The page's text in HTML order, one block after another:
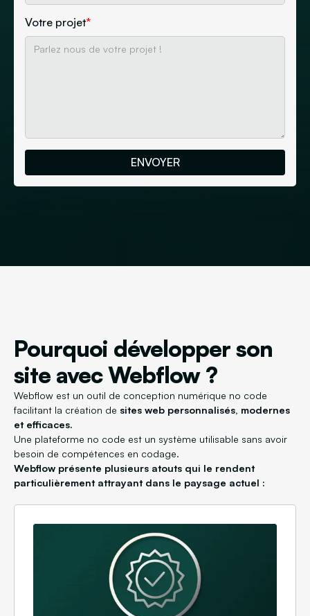
Votre projet*
Pourquoi développer son
site avec Webflow ?
Webflow est un outil de conception numérique no code
facilitant la création de sites web personnalisés, modernes
et efficaces.
Une plateforme no code est un système utilisable sans avoir
besoin de compétences en codage.
Webflow présente plusieurs atouts qui le rendent
particulièrement attrayant dans le paysage actuel :